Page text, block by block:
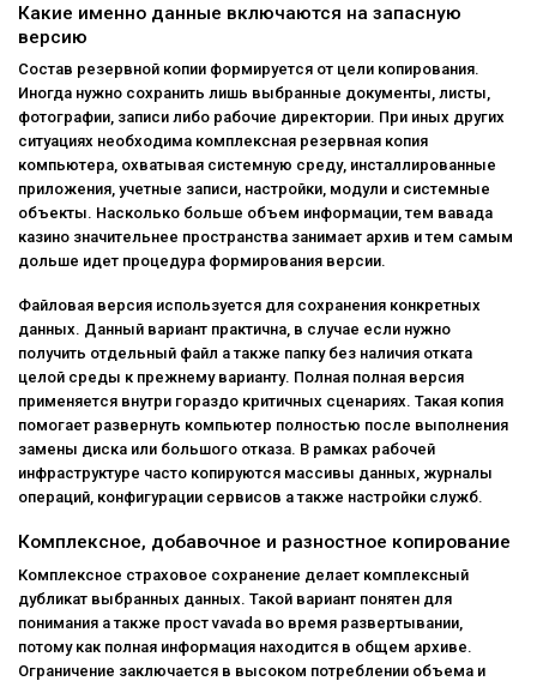
Какие именно данные включаются на запасную
версию
Состав резервной копии формируется от цели копирования.
Иногда нужно сохранить лишь выбранные документы, листы,
фотографии, записи либо рабочие директории. При иных других
ситуациях необходима комплексная резервная копия
компьютера, охватывая системную среду, инсталлированные
приложения, учетные записи, настройки, модули и системные
объекты. Насколько больше объем информации, тем вавада
казино значительнее пространства занимает архив и тем самым
дольше идет процедура формирования версии.
Файловая версия используется для сохранения конкретных
данных. Данный вариант практична, в случае если нужно
получить отдельный файл а также папку без наличия отката
целой среды к прежнему варианту. Полная полная версия
применяется внутри гораздо критичных сценариях. Такая копия
помогает развернуть компьютер полностью после выполнения
замены диска или большого отказа. В рамках рабочей
инфраструктуре часто копируются массивы данных, журналы
операций, конфигурации сервисов а также настройки служб.
Комплексное, добавочное и разностное копирование
Комплексное страховое сохранение делает комплексный
дубликат выбранных данных. Такой вариант понятен для
понимания а также прост vavada во время развертывании,
потому как полная информация находится в общем архиве.
Ограничение заключается в высоком потреблении объема и